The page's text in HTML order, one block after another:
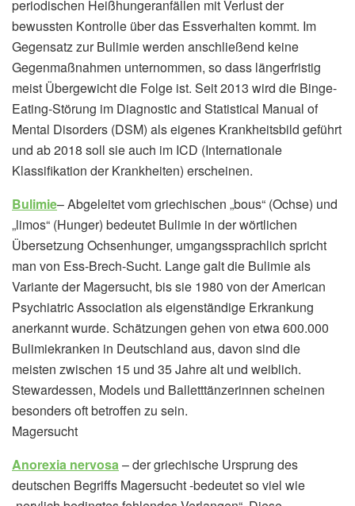
periodischen Heißhungeranfällen mit Verlust der
bewussten Kontrolle über das Essverhalten kommt. Im
Gegensatz zur Bulimie werden anschließend keine
Gegenmaßnahmen unternommen, so dass längerfristig
meist Übergewicht die Folge ist. Seit 2013 wird die Binge-
Eating-Störung im Diagnostic and Statistical Manual of
Mental Disorders (DSM) als eigenes Krankheitsbild geführt
und ab 2018 soll sie auch im ICD (Internationale
Klassifikation der Krankheiten) erscheinen.
Bulimie– Abgeleitet vom griechischen „bous“ (Ochse) und
„limos“ (Hunger) bedeutet Bulimie in der wörtlichen
Übersetzung Ochsenhunger, umgangssprachlich spricht
man von Ess-Brech-Sucht. Lange galt die Bulimie als
Variante der Magersucht, bis sie 1980 von der American
Psychiatric Association als eigenständige Erkrankung
anerkannt wurde. Schätzungen gehen von etwa 600.000
Bulimiekranken in Deutschland aus, davon sind die
meisten zwischen 15 und 35 Jahre alt und weiblich.
Stewardessen, Models und Balletttänzerinnen scheinen
besonders oft betroffen zu sein.
Magersucht
Anorexia nervosa– der griechische Ursprung des
deutschen Begriffs Magersucht -bedeutet so viel wie